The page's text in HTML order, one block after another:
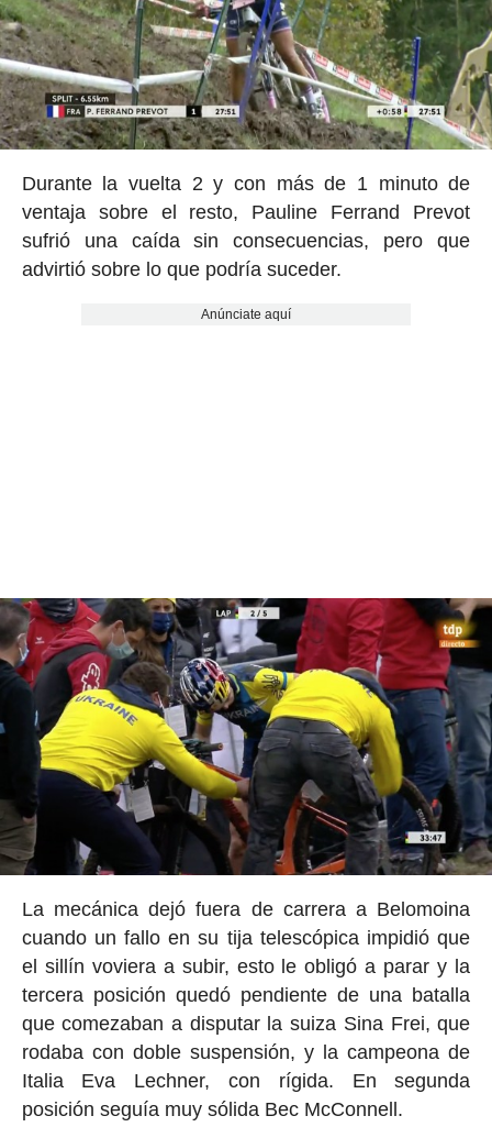
Durante la vuelta 2 y con más de 1 minuto de
ventaja sobre el resto, Pauline Ferrand Prevot
sufrió una caída sin consecuencias, pero que
advirtió sobre lo que podría suceder.
Anúnciate aquí
La mecánica dejó fuera de carrera a Belomoina
cuando un fallo en su tija telescópica impidió que
el sillín voviera a subir, esto le obligó a parar y la
tercera posición quedó pendiente de una batalla
que comezaban a disputar la suiza Sina Frei, que
rodaba con doble suspensión, y la campeona de
Italia Eva Lechner, con rígida. En segunda
posición seguía muy sólida Bec McConnell.